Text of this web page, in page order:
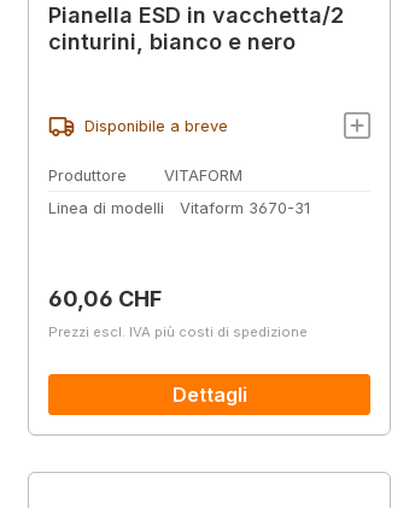
Pianella ESD in vacchetta/2
cinturini, bianco e nero
Disponibile a breve
Produttore
VITAFORM
Linea di modelli
Vitaform 3670-31
Prezzo normale:
60,06 CHF
Prezzi escl. IVA più costi di spedizione
Dettagli